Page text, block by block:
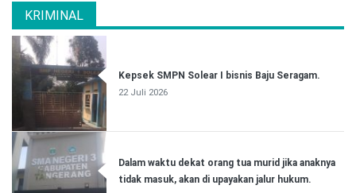
KRIMINAL
Kepsek SMPN Solear I bisnis Baju Seragam.
22 Juli 2026
Dalam waktu dekat orang tua murid jika anaknya
tidak masuk, akan di upayakan jalur hukum.